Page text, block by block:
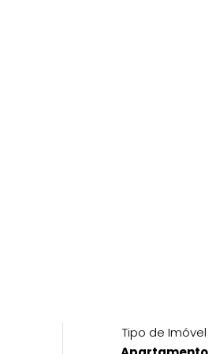
Tipo de Imóvel